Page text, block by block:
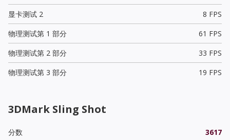
显卡测试 2
8 FPS
物理测试第 1 部分
61 FPS
物理测试第 2 部分
33 FPS
物理测试第 3 部分
19 FPS
3DMark Sling Shot
分数
3617